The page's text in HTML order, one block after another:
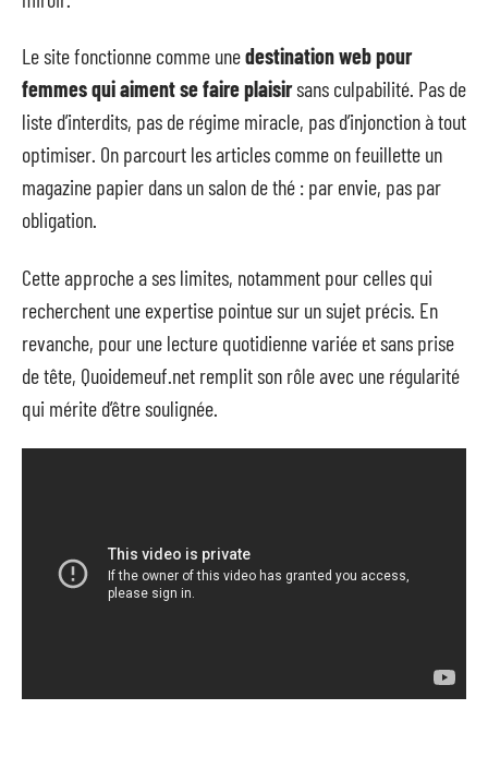
Le site fonctionne comme unedestination web pour
femmes qui aiment se faire plaisirsans culpabilité. Pas de
liste d’interdits, pas de régime miracle, pas d’injonction à tout
optimiser. On parcourt les articles comme on feuillette un
magazine papier dans un salon de thé : par envie, pas par
obligation.
Cette approche a ses limites, notamment pour celles qui
recherchent une expertise pointue sur un sujet précis. En
revanche, pour une lecture quotidienne variée et sans prise
de tête, Quoidemeuf.net remplit son rôle avec une régularité
qui mérite d’être soulignée.